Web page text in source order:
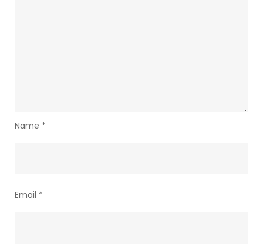
Name *
Email *